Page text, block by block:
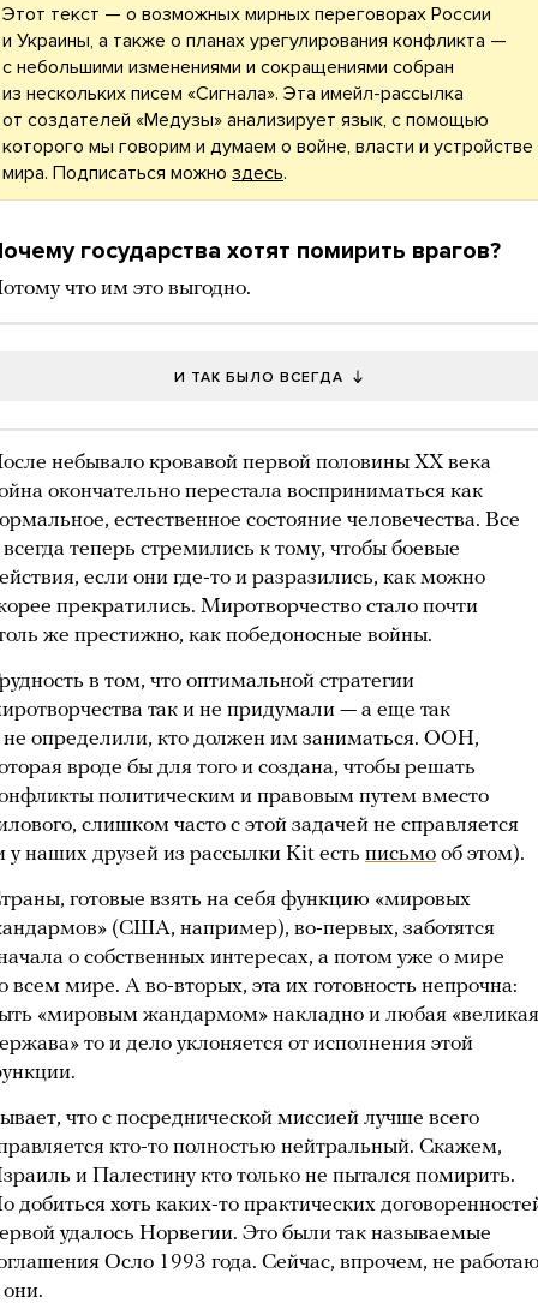
Этот текст — о возможных мирных переговорах России
и Украины, а также о планах урегулирования конфликта —
с небольшими изменениями и сокращениями собран
из нескольких писем «Сигнала». Эта имейл-рассылка
от создателей «Медузы» анализирует язык, с помощью
которого мы говорим и думаем о войне, власти и устройстве
мира. Подписаться можно здесь.
государства хотят помирить врагов?
что им это выгодно.
И ТАК БЫЛО ВСЕГДА
небывало кровавой первой половины ХХ века
окончательно перестала восприниматься как
естественное состояние человечества. Все
теперь стремились к тому, чтобы боевые
если они где-то и разразились, как можно
прекратились. Миротворчество стало почти
же престижно, как победоносные войны.
в том, что оптимальной стратегии
так и не придумали — а еще так
не определили, кто должен им заниматься. ООН,
вроде бы для того и создана, чтобы решать
политическим и правовым путем вместо
слишком часто с этой задачей не справляется
у наших друзей из рассылки Kit есть письмо об этом).
готовые взять на себя функцию «мировых
(США, например), во-первых, заботятся
о собственных интересах, а потом уже о мире
всем мире. А во-вторых, эта их готовность непрочна:
«мировым жандармом» накладно и любая «великая
то и дело уклоняется от исполнения этой
что с посреднической миссией лучше всего
кто-то полностью нейтральный. Скажем,
и Палестину кто только не пытался помирить.
добиться хоть каких-то практических
удалось Норвегии. Это были так называемые
Осло 1993 года. Сейчас, впрочем, не